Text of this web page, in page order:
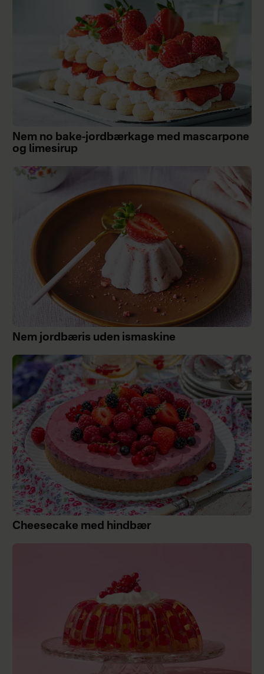
Nem no bake-jordbærkage med mascarpone
og limesirup
Nem jordbæris uden ismaskine
Cheesecake med hindbær